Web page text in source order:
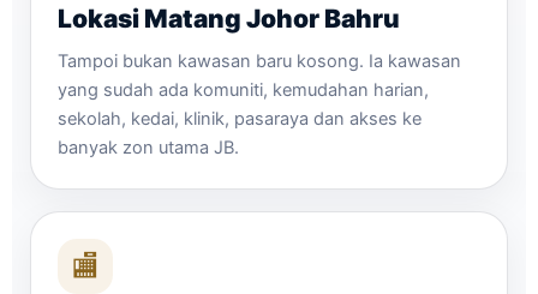
Lokasi Matang Johor Bahru
Tampoi bukan kawasan baru kosong. Ia kawasan
yang sudah ada komuniti, kemudahan harian,
sekolah, kedai, klinik, pasaraya dan akses ke
banyak zon utama JB.
🏬